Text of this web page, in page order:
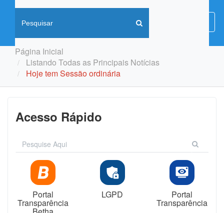
de
Página Inicial
Listando Todas as Principais Notícias
Hoje tem Sessão ordinária
Acesso Rápido
Portal
Transparência
LGPD Portal
Transparência